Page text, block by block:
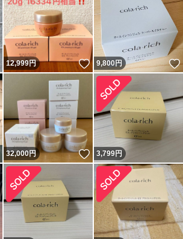
いいね！
12,999円 いいね！
9,800円
いいね！
32,000円 いいね！
3,799円